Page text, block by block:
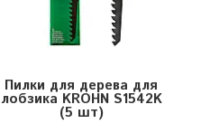
Пилки для дерева для
лобзика KROHN S1542K
(5 шт)